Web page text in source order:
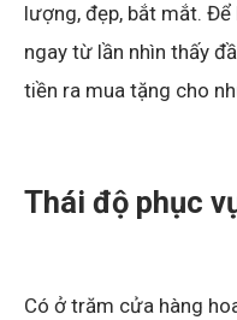
lượng, đẹp, bắt mắt.
ngay từ lần nhìn thấy
tiền ra mua tặng cho
Thái độ phục
Có ở trăm cửa hàng